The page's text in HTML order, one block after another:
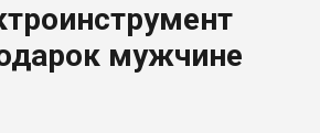
мужчине